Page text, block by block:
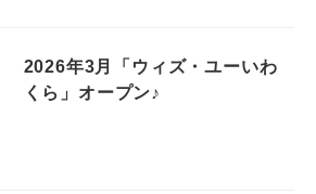
2026年3月「ウィズ・ユーいわ
くら」オープン♪